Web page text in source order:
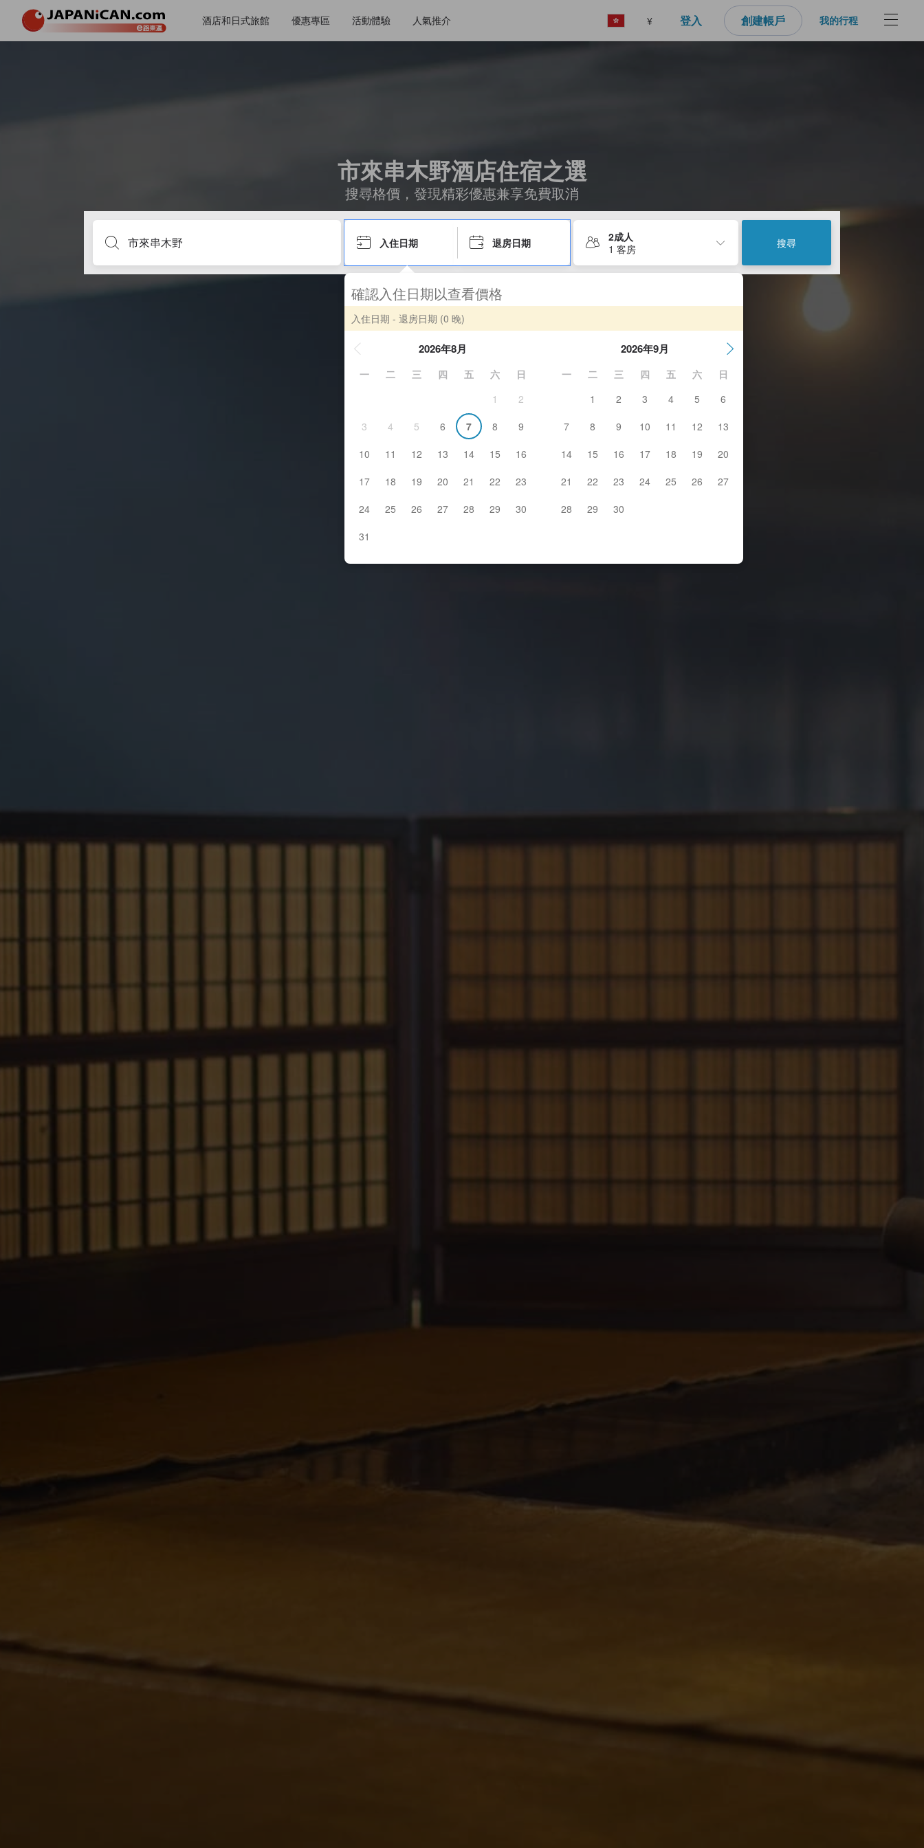
酒店和日式旅館 優惠專區 活動體驗 人氣推介 ¥ 登入 創建帳戶 我的行程
市來串木野酒店住宿之選
搜尋格價，發現精彩優惠兼享免費取消
入住日期 退房日期
2成人
1 客房
搜尋
確認入住日期以查看價格
入住日期 - 退房日期 (0 晚)
2026年8月
一 二 三 四 五 六
日
1
2
3
4 5 6 7 8
9
10
11 12 13 14 15
16
17
18 19 20 21 22
23
24
25 26 27 28 29
30
31
2026年9月
一 二 三 四 五 六
日
1
2 3 4 5
6
7
8 9 10 11 12
13
14
15 16 17 18 19
20
21
22 23 24 25 26
27
28
29 30